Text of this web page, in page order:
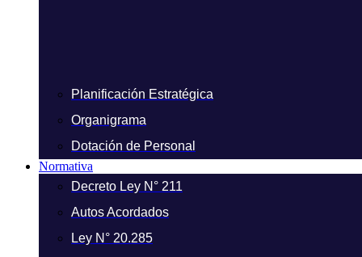
Planificación Estratégica
Organigrama
Dotación de Personal
Normativa
Decreto Ley N° 211
Autos Acordados
Ley N° 20.285